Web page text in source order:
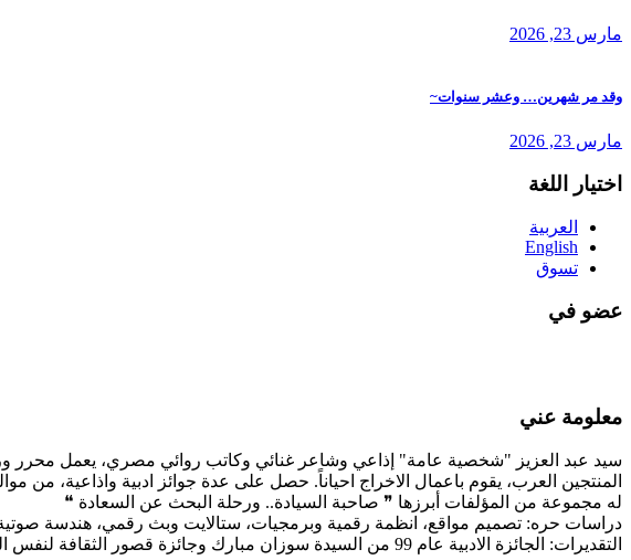
مارس 23, 2026
وقد مر شهرين… وعشر سنوات~
مارس 23, 2026
اختيار اللغة
العربية
English
تسوق
عضو في
معلومة عني
سيد عبد العزيز "شخصية عامة" إذاعي وشاعر غنائي وكاتب روائي مصري، يعمل محرر
المنتجين العرب، يقوم باعمال الاخراج احياناً. حصل على عدة جوائز ادبية واذاعية، من
له مجموعة من المؤلفات أبرزها ❞ صاحبة السيادة.. ورحلة البحث عن السعادة ❝
دراسات حره: تصميم مواقع، انظمة رقمية وبرمجيات، ستالايت وبث رقمي، هندسة
التقديرات: الجائزة الادبية عام 99 من السيدة سوزان مبارك وجائزة قصور الثقافة لنفس العام، شهادة تقدير من حكومة دبي ومؤسسة محمد بن راشد ال مكتوم عن حضور "قمة المعرفة 2022".